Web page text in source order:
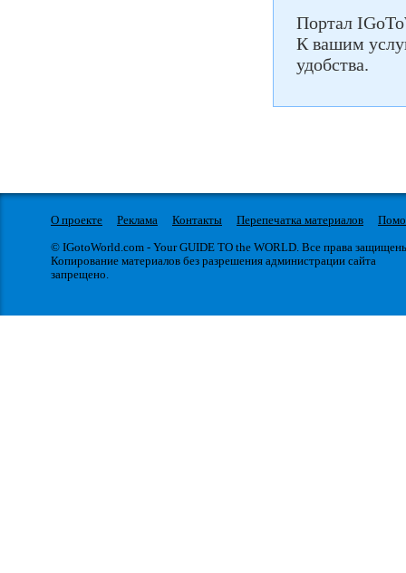
Портал
К вашим
удобства.
О проекте Реклама Контакты Перепечатка материалов
© IGotoWorld.com - Your GUIDE TO the WORLD. Все права
Копирование материалов без разрешения администрации сайта
запрещено.